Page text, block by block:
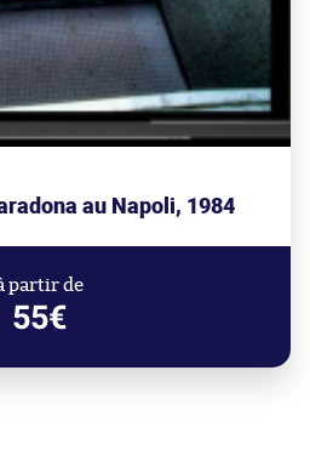
au Napoli, 1984
partir de
55€